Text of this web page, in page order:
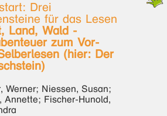
Drei
für das Lesen
Land, Wald -
zum Vor-
(hier: Der
Werner; Niessen, Susan;
Annette; Fischer-Hunold,